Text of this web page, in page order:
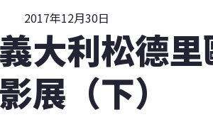
2017年12月30日
利松德里
展（下）